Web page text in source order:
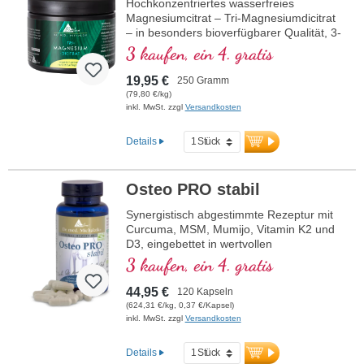
Erwachsenen bis zum älteren Menschen.
Verpackt in aluminiumfreier Versiegelung,
hergestellt in Deutschland, geprüft und
entwickelt mit über 20 Jahren Erfahrung
mehr Informationen zu Calciumcitrat
Hochkonzentriertes wasserfreies
Magnesiumcitrat – Tri-Magnesiumdicitrat
– in besonders bioverfügbarer Qualität, 3-
Monats-Packung
3 kaufen, ein 4. gratis
19,95 € 250 Gramm
(79,80 €/kg)
inkl. MwSt. zzgl Versandkosten
Details
Osteo PRO stabil
Synergistisch abgestimmte Rezeptur mit
Curcuma, MSM, Mumijo, Vitamin K2 und
D3, eingebettet in wertvollen
Phospholipiden. Sango-Koralle mit
Magnesium und Calcium, welches zum
Erhalt normaler Knochen beiträgt.
3 kaufen, ein 4. gratis
44,95 € 120 Kapseln
(624,31 €/kg, 0,37 €/Kapsel)
inkl. MwSt. zzgl Versandkosten
Details